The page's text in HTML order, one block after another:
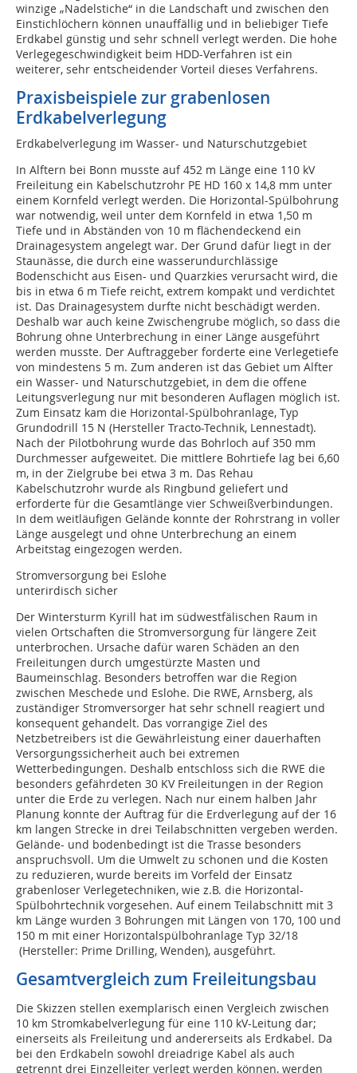
winzige „Nadelstiche“ in die Landschaft und zwischen den
Einstichlöchern können unauffällig und in beliebiger Tiefe
Erdkabel günstig und sehr schnell verlegt werden. Die hohe
Verlegegeschwindigkeit beim HDD-Verfahren ist ein
weiterer, sehr entscheidender Vorteil dieses Verfahrens.
Praxisbeispiele zur grabenlosen
Erdkabelverlegung
Erdkabelverlegung im Wasser- und Naturschutzgebiet
In Alftern bei Bonn musste auf 452 m Länge eine 110 kV
Freileitung ein Kabelschutzrohr PE HD 160 x 14,8 mm unter
einem Kornfeld verlegt werden. Die Horizontal-Spülbohrung
war notwendig, weil unter dem Kornfeld in etwa 1,50 m
Tiefe und in Abständen von 10 m flächendeckend ein
Drainagesystem angelegt war. Der Grund dafür liegt in der
Staunässe, die durch eine wasserundurchlässige
Bodenschicht aus Eisen- und Quarzkies verursacht wird, die
bis in etwa 6 m Tiefe reicht, extrem kompakt und verdichtet
ist. Das Drainagesystem durfte nicht beschädigt werden.
Deshalb war auch keine Zwischengrube möglich, so dass die
Bohrung ohne Unterbrechung in einer Länge ausgeführt
werden musste. Der Auftraggeber forderte eine Verlegetiefe
von mindestens 5 m. Zum anderen ist das Gebiet um Alfter
ein Wasser- und Naturschutzgebiet, in dem die offene
Leitungsverlegung nur mit besonderen Auflagen möglich ist.
Zum Einsatz kam die Horizontal-Spülbohranlage, Typ
Grundodrill 15 N (Hersteller Tracto-Technik, Lennestadt).
Nach der Pilotbohrung wurde das Bohrloch auf 350 mm
Durchmesser aufgeweitet. Die mittlere Bohrtiefe lag bei 6,60
m, in der Zielgrube bei etwa 3 m. Das Rehau
Kabelschutzrohr wurde als Ringbund geliefert und
erforderte für die Gesamtlänge vier Schweißverbindungen.
In dem weitläufigen Gelände konnte der Rohrstrang in voller
Länge ausgelegt und ohne Unterbrechung an einem
Arbeitstag eingezogen werden.
Stromversorgung bei Eslohe
unterirdisch sicher
Der Wintersturm Kyrill hat im südwestfälischen Raum in
vielen Ortschaften die Stromversorgung für längere Zeit
unterbrochen. Ursache dafür waren Schäden an den
Freileitungen durch umgestürzte Masten und
Baumeinschlag. Besonders betroffen war die Region
zwischen Meschede und Eslohe. Die RWE, Arnsberg, als
zuständiger Stromversorger hat sehr schnell reagiert und
konsequent gehandelt. Das vorrangige Ziel des
Netzbetreibers ist die Gewährleistung einer dauerhaften
Versorgungssicherheit auch bei extremen
Wetterbedingungen. Deshalb entschloss sich die RWE die
besonders gefährdeten 30 KV Freileitungen in der Region
unter die Erde zu verlegen. Nach nur einem halben Jahr
Planung konnte der Auftrag für die Erdverlegung auf der 16
km langen Strecke in drei Teilabschnitten vergeben werden.
Gelände- und bodenbedingt ist die Trasse besonders
anspruchsvoll. Um die Umwelt zu schonen und die Kosten
zu reduzieren, wurde bereits im Vorfeld der Einsatz
grabenloser Verlegetechniken, wie z.B. die Horizontal-
Spülbohrtechnik vorgesehen. Auf einem Teilabschnitt mit 3
km Länge wurden 3 Bohrungen mit Längen von 170, 100 und
150 m mit einer Horizontalspülbohranlage Typ 32/18
(Hersteller: Prime Drilling, Wenden), ausgeführt.
Gesamtvergleich zum Freileitungsbau
Die Skizzen stellen exemplarisch einen Vergleich zwischen
10 km Stromkabelverlegung für eine 110 kV-Leitung dar;
einerseits als Freileitung und andererseits als Erdkabel. Da
bei den Erdkabeln sowohl dreiadrige Kabel als auch
getrennt drei Einzelleiter verlegt werden können, werden